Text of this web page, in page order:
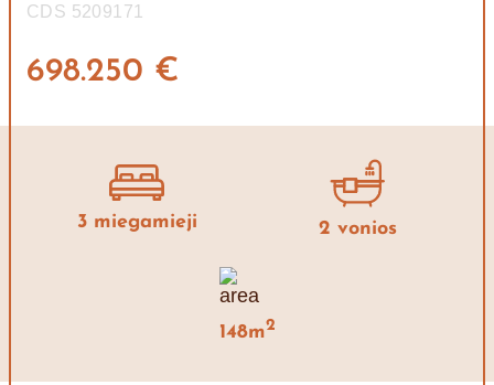
CDS 5209171
698.250 €
3 miegamieji 2 vonios
148m2